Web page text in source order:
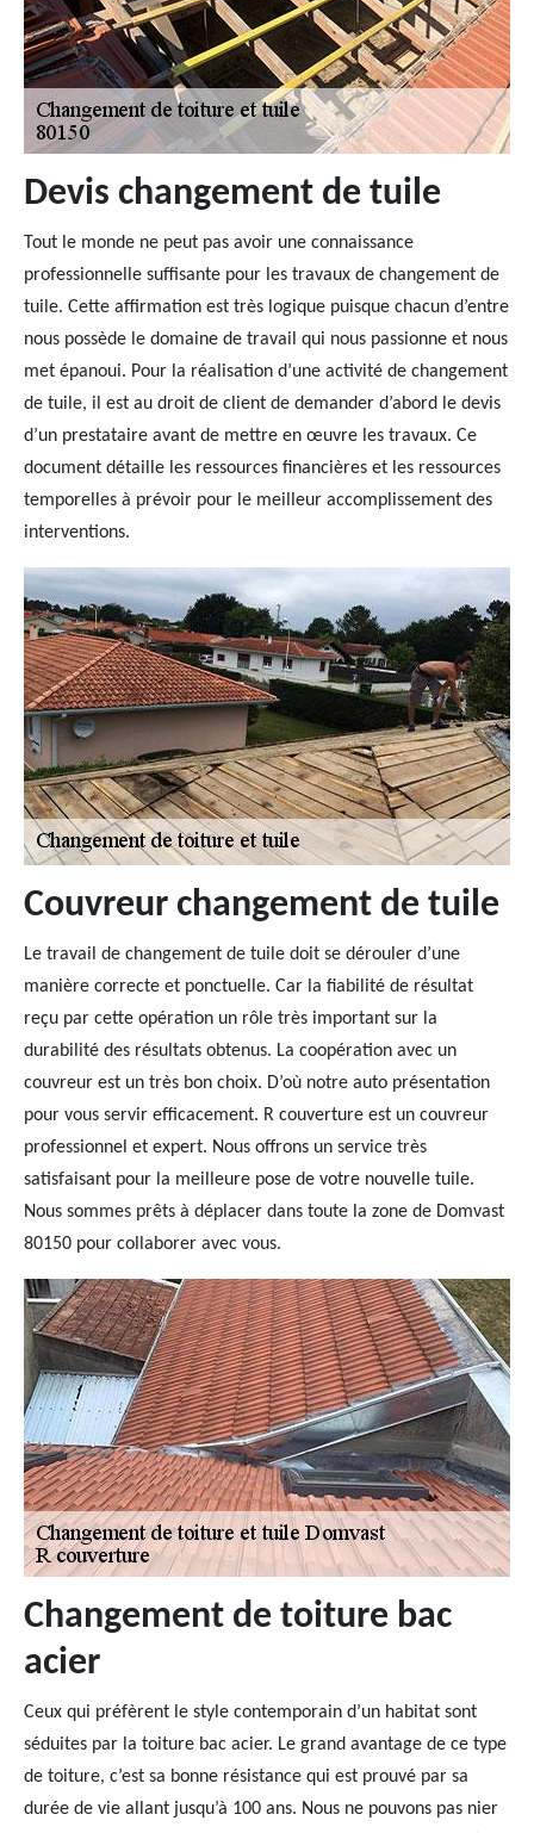
Devis changement de tuile
Tout le monde ne peut pas avoir une connaissance
professionnelle suffisante pour les travaux de changement de
tuile. Cette affirmation est très logique puisque chacun d’entre
nous possède le domaine de travail qui nous passionne et nous
met épanoui. Pour la réalisation d’une activité de changement
de tuile, il est au droit de client de demander d’abord le devis
d’un prestataire avant de mettre en œuvre les travaux. Ce
document détaille les ressources financières et les ressources
temporelles à prévoir pour le meilleur accomplissement des
interventions.
Couvreur changement de tuile
Le travail de changement de tuile doit se dérouler d’une
manière correcte et ponctuelle. Car la fiabilité de résultat
reçu par cette opération un rôle très important sur la
durabilité des résultats obtenus. La coopération avec un
couvreur est un très bon choix. D’où notre auto présentation
pour vous servir efficacement. R couverture est un couvreur
professionnel et expert. Nous offrons un service très
satisfaisant pour la meilleure pose de votre nouvelle tuile.
Nous sommes prêts à déplacer dans toute la zone de Domvast
80150 pour collaborer avec vous.
Changement de toiture bac
acier
Ceux qui préfèrent le style contemporain d’un habitat sont
séduites par la toiture bac acier. Le grand avantage de ce type
de toiture, c’est sa bonne résistance qui est prouvé par sa
durée de vie allant jusqu’à 100 ans. Nous ne pouvons pas nier